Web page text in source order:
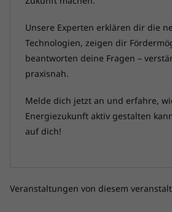
Unsere Experten erklären dir die
Technologien, zeigen dir
beantworten deine Fragen –
praxisnah.
Melde dich jetzt an und erfahre,
Energiezukunft aktiv gestalten
auf dich!
Veranstaltungen von diesem